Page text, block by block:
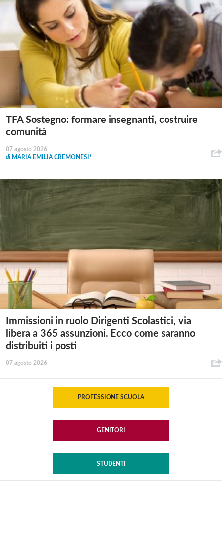
TFA Sostegno: formare insegnanti, costruire
comunità
07 agosto 2026
di MARIA EMILIA CREMONESI*
Immissioni in ruolo Dirigenti Scolastici, via
libera a 365 assunzioni. Ecco come saranno
distribuiti i posti
07 agosto 2026
PROFESSIONE SCUOLA
GENITORI
STUDENTI